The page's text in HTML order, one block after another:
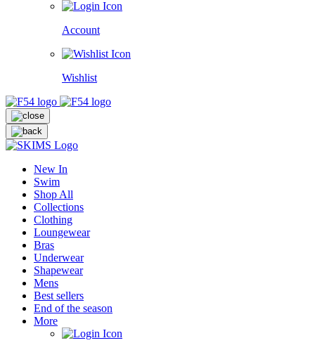
Account
Wishlist
New In
Swim
Shop All
Collections
Clothing
Loungewear
Bras
Underwear
Shapewear
Mens
Best sellers
End of the season
More